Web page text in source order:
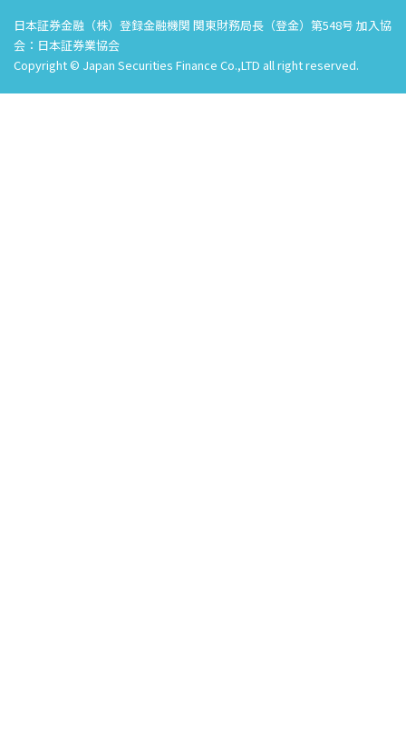
日本証券金融（株）登録金融機関 関東財務局長（登金）第548号 加入協
会：日本証券業協会
Copyright © Japan Securities Finance Co.,LTD all right reserved.